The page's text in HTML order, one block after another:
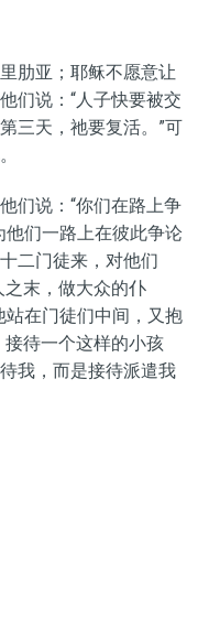
肋亚；耶稣不愿意让
们说：“人子快要被交
三天，祂要复活。”可
们说：“你们在路上争
他们一路上在彼此争论
二门徒来，对他们
之末，做大众的仆
站在门徒们中间，又抱
接待一个这样的小孩
我，而是接待派遣我